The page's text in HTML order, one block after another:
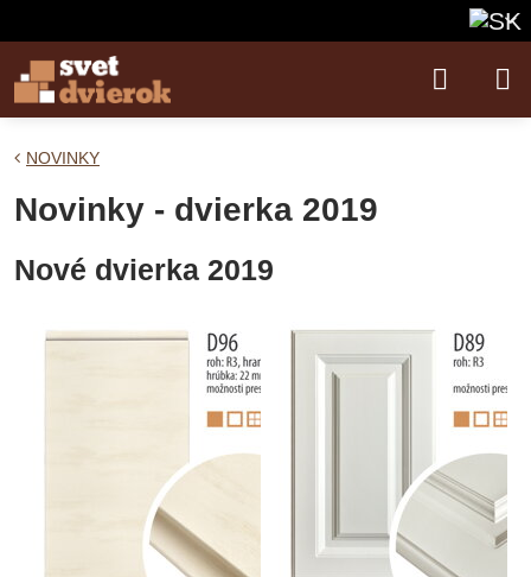
NOVINKY
Novinky - dvierka 2019
Nové dvierka 2019